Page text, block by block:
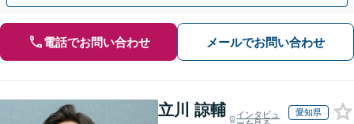
電話でお問い合わせ メールでお問い合わせ
立川 諒輔
インタビュ
愛知県